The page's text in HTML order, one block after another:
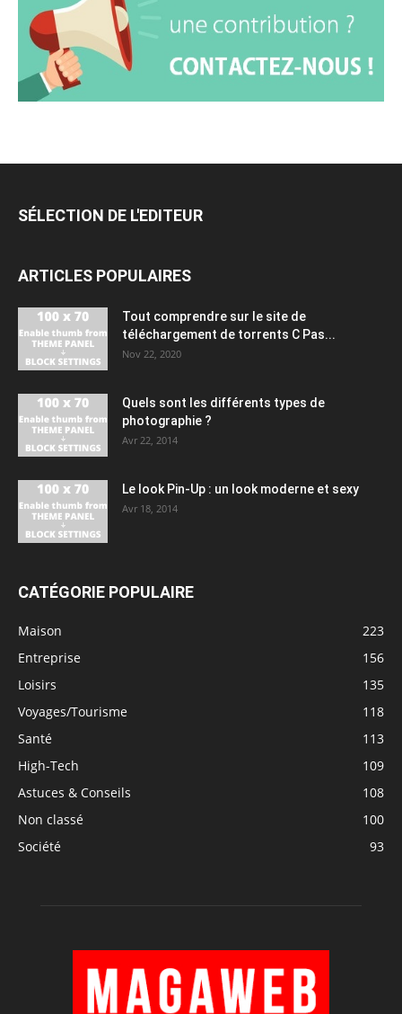
SÉLECTION DE L'EDITEUR
ARTICLES POPULAIRES
Tout comprendre sur le site de
téléchargement de torrents C Pas...
Nov 22, 2020
Quels sont les différents types de
photographie ?
Avr 22, 2014
Le look Pin-Up : un look moderne et sexy
Avr 18, 2014
CATÉGORIE POPULAIRE
Maison
223
Entreprise
156
Loisirs
135
Voyages/Tourisme
118
Santé
113
High-Tech
109
Astuces & Conseils
108
Non classé
100
Société
93